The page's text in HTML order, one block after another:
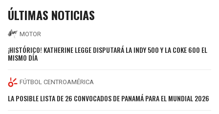
ÚLTIMAS NOTICIAS
MOTOR
¡HISTÓRICO! KATHERINE LEGGE DISPUTARÁ LA INDY 500 Y LA COKE 600 EL
MISMO DÍA
FÚTBOL CENTROAMÉRICA
LA POSIBLE LISTA DE 26 CONVOCADOS DE PANAMÁ PARA EL MUNDIAL 2026